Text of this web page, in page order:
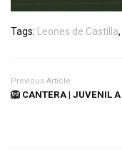
Tags: Leones de Castilla,
Previous Article
🦁 CANTERA | JUVENIL A